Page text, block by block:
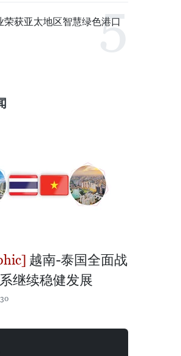
荣获亚太地区智慧绿色港口
越南-泰国全面战
继续稳健发展